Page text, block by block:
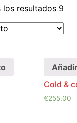
resultados 9
Cold &
€255.00